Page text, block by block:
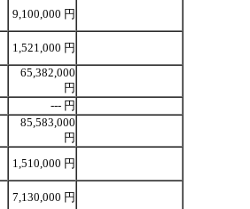
9,100,000 円
1,521,000 円
65,382,000
円
--- 円
85,583,000
円
1,510,000 円
7,130,000 円